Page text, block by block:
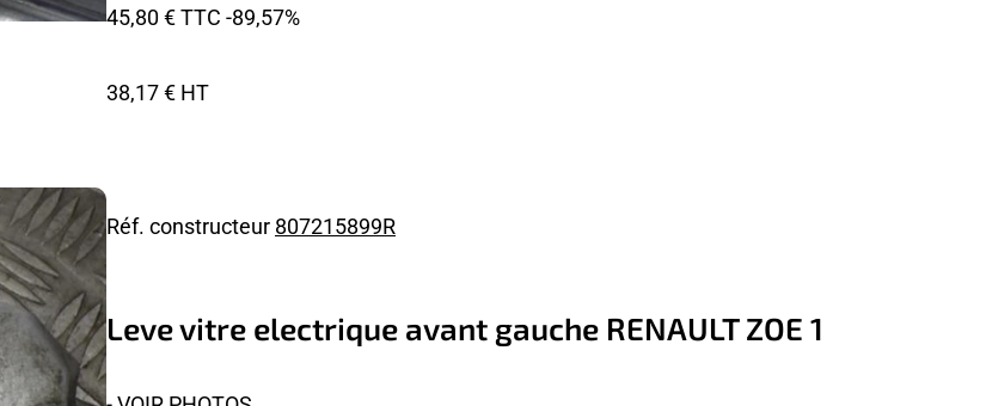
45,80 € TTC -89,57%
38,17 € HT
Réf. constructeur 807215899R
Leve vitre electrique avant gauche RENAULT ZOE 1